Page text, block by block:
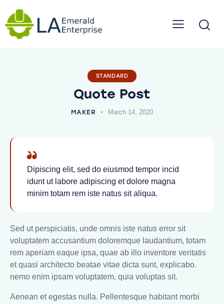
STANDARD
Quote Post
MAKER March 14, 2020
Dipiscing elit, sed do eiusmod tempor incid
idunt ut labore adipiscing et dolore magna
minim totam rem iste natus sit aliqua.
Sed ut perspiciatis, unde omnis iste natus error sit
voluptatem accusantium doloremque laudantium, totam
rem aperiam eaque ipsa, quae ab illo inventore veritatis
et quasi architecto beatae vitae dicta sunt, explicabo.
nemo enim ipsam voluptatem, quia voluptas sit.
Aenean et egestas nulla. Pellentesque habitant morbi